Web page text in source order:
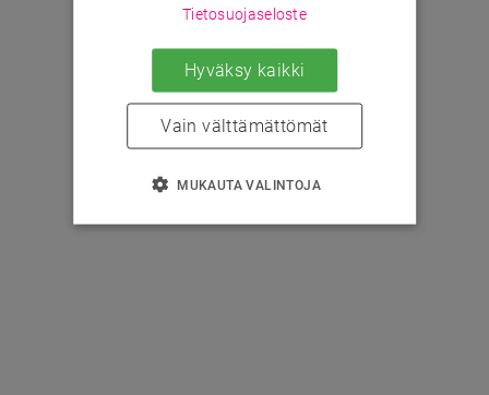
Tietosuojaseloste
Hyväksy kaikki
Vain välttämättömät
MUKAUTA VALINTOJA